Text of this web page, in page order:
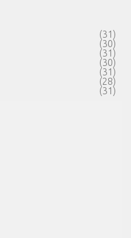
(31)
(30)
(31)
(30)
(31)
(28)
(31)